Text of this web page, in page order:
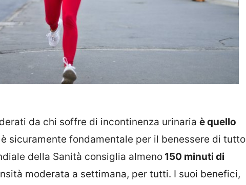
da chi soffre di incontinenza urinaria è quello
sicuramente fondamentale per il benessere di tutto
della Sanità consiglia almeno 150 minuti di
moderata a settimana, per tutti. I suoi benefici,